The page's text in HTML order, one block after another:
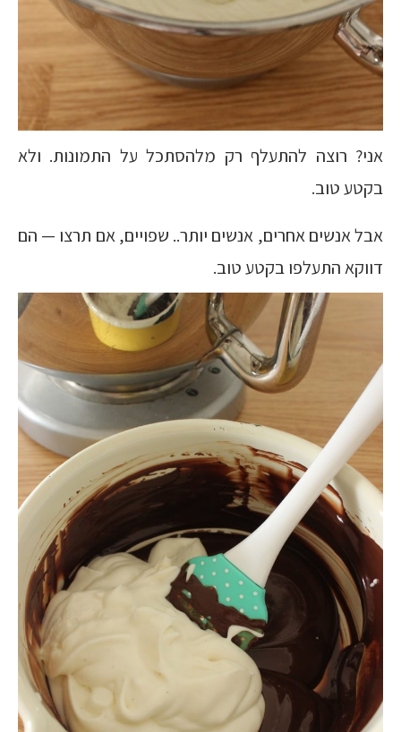
אני? רוצה להתעלף רק מלהסתכל על התמונות. ולא
בקטע טוב.
אבל אנשים אחרים, אנשים יותר.. שפויים, אם תרצו — הם
דווקא התעלפו בקטע טוב.